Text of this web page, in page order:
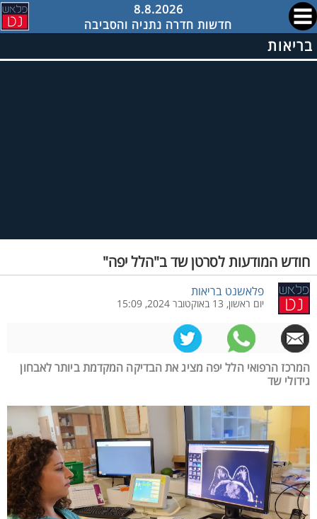
8.8.2026
חדשות חדרה נתניה והסביבה
בריאות
חודש המודעות לסרטן שד ב"הלל יפה"
פלאשנט בריאות
יום ראשון, 13 באוקטובר 2024, 15:09
המרכז הרפואי הלל יפה מציג את הבדיקה המקדמת ביותר לאבחון
גידולי שד